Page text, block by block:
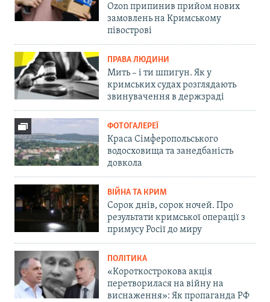
Ozon припинив прийом нових
замовлень на Кримському
півострові
ПРАВА ЛЮДИНИ
Мить – і ти шпигун. Як у
кримських судах розглядають
звинувачення в держзраді
ФОТОГАЛЕРЕЇ
Краса Сімферопольського
водосховища та занедбаність
довкола
ВІЙНА ТА КРИМ
Сорок днів, сорок ночей. Про
результати кримської операції з
примусу Росії до миру
ПОЛІТИКА
«Короткострокова акція
перетворилася на війну на
виснаження»: Як пропаганда РФ